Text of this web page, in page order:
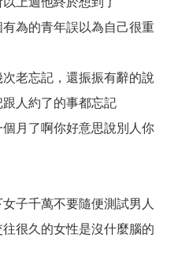
為的青年誤以為自己很重
老忘記，還振振有辭的說
人約了的事都忘記
月了啊你好意思說別人你
子千萬不要隨便測試男人
很久的女性是沒什麼腦的